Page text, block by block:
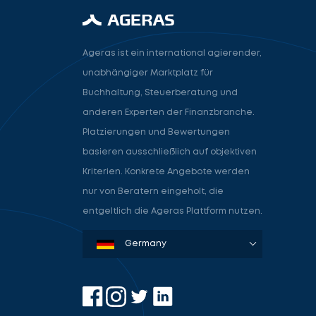
Ageras ist ein international agierender,
unabhängiger Marktplatz für
Buchhaltung, Steuerberatung und
anderen Experten der Finanzbranche.
Platzierungen und Bewertungen
basieren ausschließlich auf objektiven
Kriterien. Konkrete Angebote werden
nur von Beratern eingeholt, die
entgeltlich die Ageras Plattform nutzen.
Denmark
Sweden
Norway
Netherlands
Germany
USA